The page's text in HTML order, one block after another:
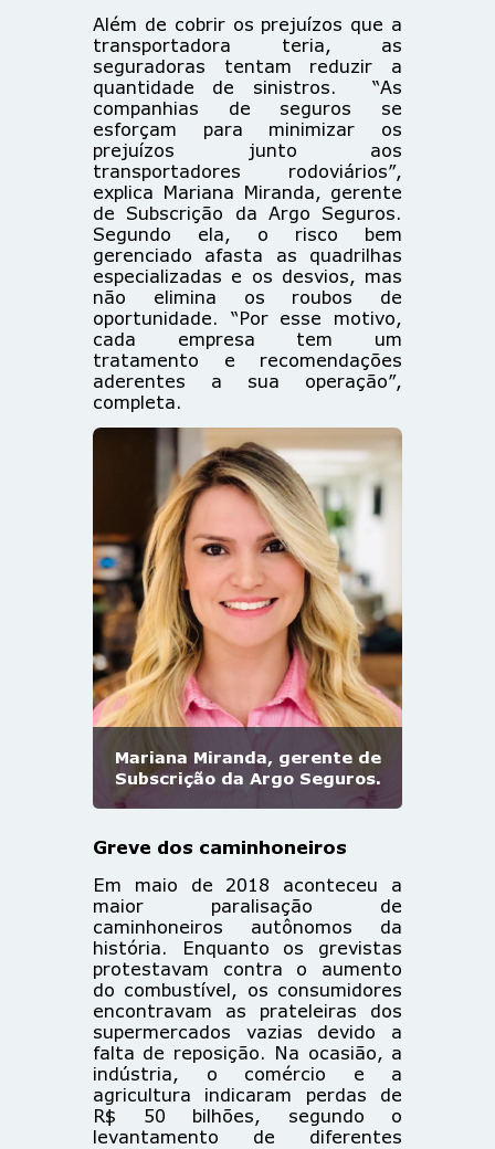
Além de cobrir os prejuízos que a
transportadora teria, as
seguradoras tentam reduzir a
quantidade de sinistros. “As
companhias de seguros se
esforçam para minimizar os
prejuízos junto aos
transportadores rodoviários”,
explica Mariana Miranda, gerente
de Subscrição da Argo Seguros.
Segundo ela, o risco bem
gerenciado afasta as quadrilhas
especializadas e os desvios, mas
não elimina os roubos de
oportunidade. “Por esse motivo,
cada empresa tem um
tratamento e recomendações
aderentes a sua operação”,
completa.
Mariana Miranda, gerente de
Subscrição da Argo Seguros.
Greve dos caminhoneiros
Em maio de 2018 aconteceu a
maior paralisação de
caminhoneiros autônomos da
história. Enquanto os grevistas
protestavam contra o aumento
do combustível, os consumidores
encontravam as prateleiras dos
supermercados vazias devido a
falta de reposição. Na ocasião, a
indústria, o comércio e a
agricultura indicaram perdas de
R$ 50 bilhões, segundo o
levantamento de diferentes